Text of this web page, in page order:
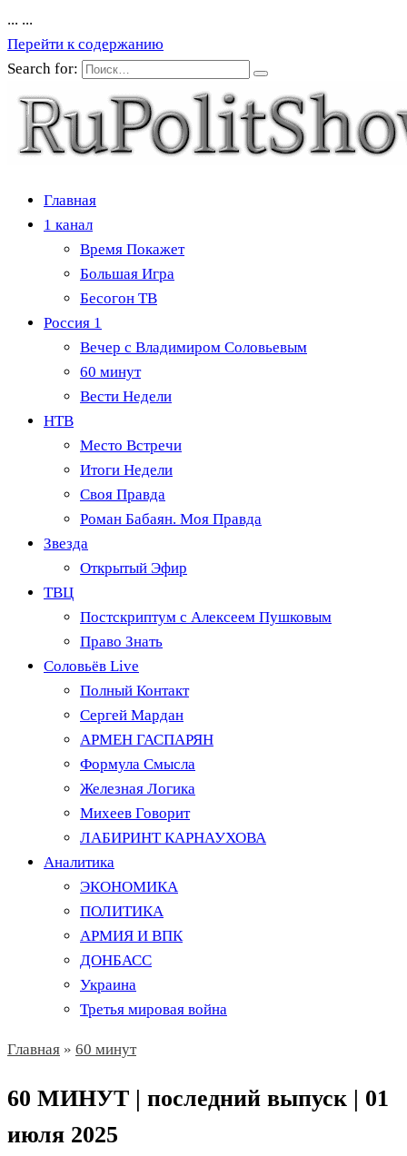
... ...
Перейти к содержанию
Search for:
Главная
1 канал
Время Покажет
Большая Игра
Бесогон ТВ
Россия 1
Вечер с Владимиром Соловьевым
60 минут
Вести Недели
НТВ
Место Встречи
Итоги Недели
Своя Правда
Роман Бабаян. Моя Правда
Звезда
Открытый Эфир
ТВЦ
Постскриптум с Алексеем Пушковым
Право Знать
Соловьёв Live
Полный Контакт
Сергей Мардан
АРМЕН ГАСПАРЯН
Формула Смысла
Железная Логика
Михеев Говорит
ЛАБИРИНТ КАРНАУХОВА
Аналитика
ЭКОНОМИКА
ПОЛИТИКА
АРМИЯ И ВПК
ДОНБАСС
Украина
Третья мировая война
Главная » 60 минут
60 МИНУТ | последний выпуск | 01
июля 2025